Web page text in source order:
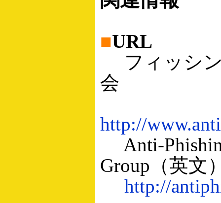
■URL
フィッシ
会
http://
Anti-
Group（英文
http://